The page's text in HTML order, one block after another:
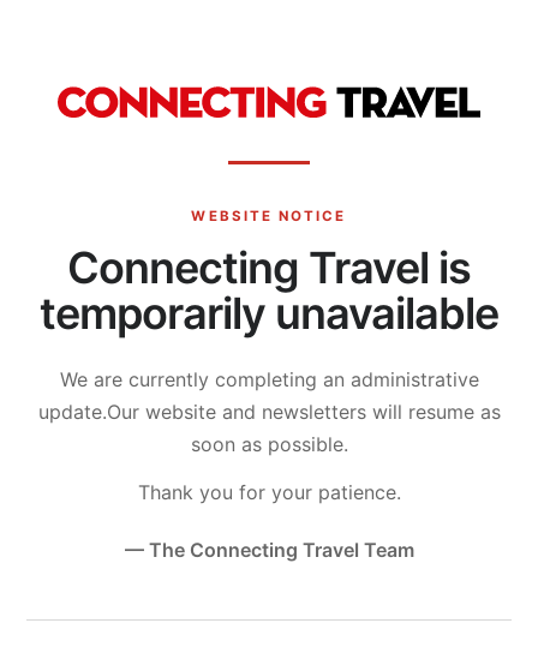
WEBSITE NOTICE
Connecting Travel is
temporarily unavailable
We are currently completing an administrative
update.Our website and newsletters will resume as
soon as possible.
Thank you for your patience.
— The Connecting Travel Team